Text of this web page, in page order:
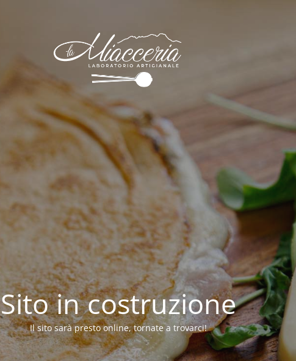
Sito in costruzione
Il sito sarà presto online, tornate a trovarci!